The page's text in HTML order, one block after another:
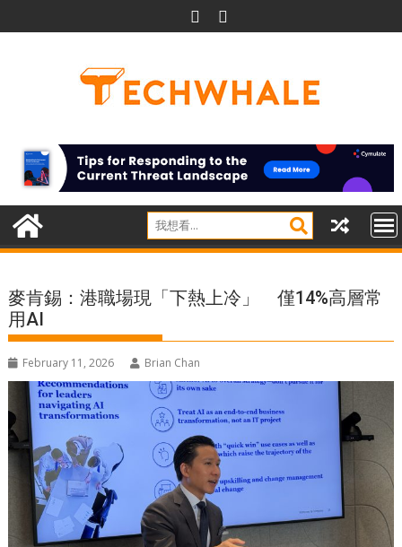
to
麥肯錫：港職場現「下熱上冷」 僅14%高層常
用AI
February 11, 2026 Brian Chan